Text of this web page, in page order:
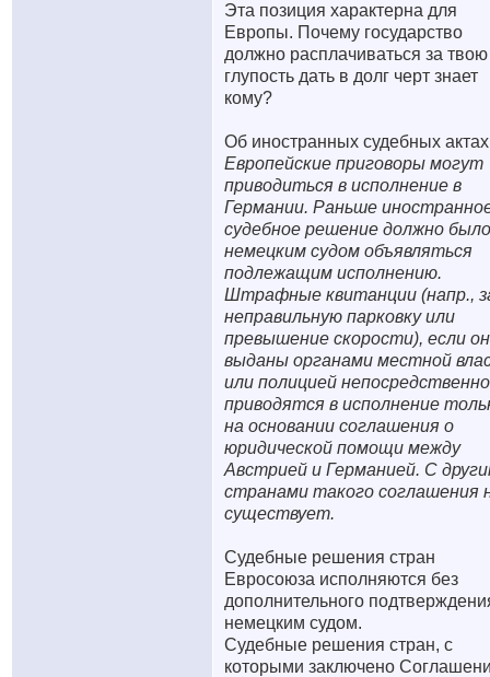
Эта позиция характерна для
Европы. Почему государство
должно расплачиваться за твою
глупость дать в долг черт знает
кому?
Об иностранных судебных
Европейские приговоры могут
приводиться в исполнение в
Германии. Раньше
судебное решение должно было
немецким судом объявляться
подлежащим исполнению.
Штрафные квитанции (напр.,
неправильную парковку или
превышение скорости), если
выданы органами местной
или полицией
приводятся в исполнение
на основании соглашения о
юридической помощи между
Австрией и Германией. С
странами такого соглашения
существует.
Судебные решения стран
Евросоюза исполняются без
дополнительного
немецким судом.
Судебные решения стран, с
которыми заключено